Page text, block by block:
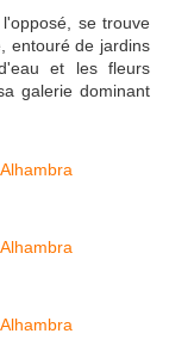
se trouve
entouré de jardins
et les fleurs
galerie dominant